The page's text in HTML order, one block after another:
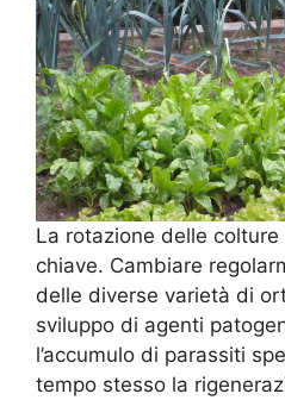
La rotazione delle colture
chiave. Cambiare
delle diverse varietà di
sviluppo di agenti
l’accumulo di parassiti
tempo stesso la